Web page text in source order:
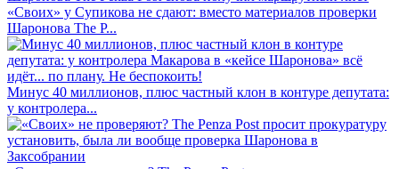
«Своих» у Супикова не сдают: вместо материалов проверки
Шаронова The P...
Минус 40 миллионов, плюс частный клон в контуре депутата:
у контролера...